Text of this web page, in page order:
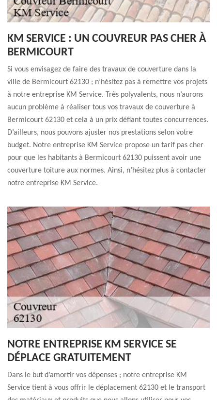
KM SERVICE : UN COUVREUR PAS CHER À
BERMICOURT
Si vous envisagez de faire des travaux de couverture dans la
ville de Bermicourt 62130 ; n’hésitez pas à remettre vos projets
à notre entreprise KM Service. Très polyvalents, nous n’aurons
aucun problème à réaliser tous vos travaux de couverture à
Bermicourt 62130 et cela à un prix défiant toutes concurrences.
D’ailleurs, nous pouvons ajuster nos prestations selon votre
budget. Notre entreprise KM Service propose un tarif pas cher
pour que les habitants à Bermicourt 62130 puissent avoir une
couverture toiture aux normes. Ainsi, n’hésitez plus à contacter
notre entreprise KM Service.
NOTRE ENTREPRISE KM SERVICE SE
DÉPLACE GRATUITEMENT
Dans le but d’amortir vos dépenses ; notre entreprise KM
Service tient à vous offrir le déplacement 62130 et le transport